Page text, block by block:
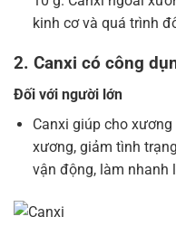
kinh cơ và quá trình
2. Canxi có công
Đối với người lớn
Canxi giúp cho
xương, giảm tình
vận động, làm nhanh